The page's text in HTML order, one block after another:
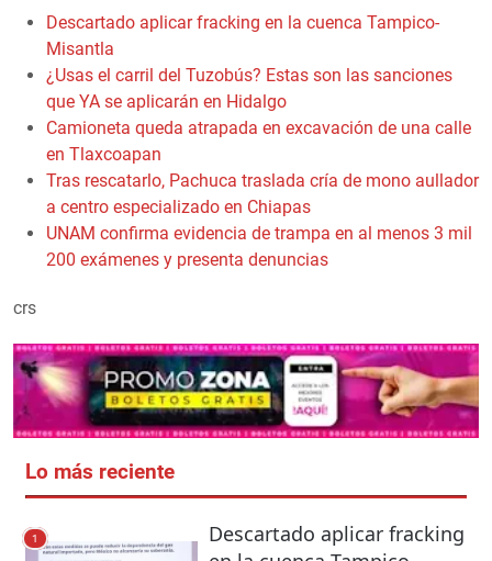
Descartado aplicar fracking en la cuenca Tampico-
Misantla
¿Usas el carril del Tuzobús? Estas son las sanciones
que YA se aplicarán en Hidalgo
Camioneta queda atrapada en excavación de una calle
en Tlaxcoapan
Tras rescatarlo, Pachuca traslada cría de mono aullador
a centro especializado en Chiapas
UNAM confirma evidencia de trampa en al menos 3 mil
200 exámenes y presenta denuncias
crs
Lo más reciente
1
Descartado aplicar fracking